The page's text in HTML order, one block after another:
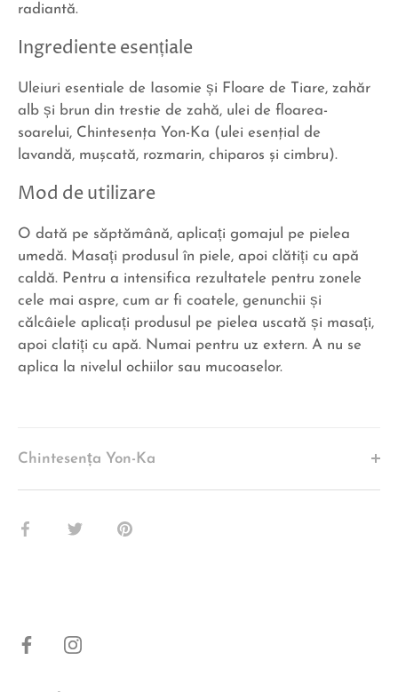
radiantă.
Ingrediente esențiale
Uleiuri esentiale de Iasomie și Floare de Tiare, zahăr
alb și brun din trestie de zahă, ulei de floarea-
soarelui, Chintesenţa Yon-Ka (ulei esenţial de
lavandă, muşcată, rozmarin, chiparos şi cimbru).
Mod de utilizare
O dată pe săptămână, aplicați gomajul pe pielea
umedă. Masați produsul în piele, apoi clătiți cu apă
caldă. Pentru a intensifica rezultatele pentru zonele
cele mai aspre, cum ar fi coatele, genunchii și
călcâiele aplicați produsul pe pielea uscată și masați,
apoi clatiți cu apă. Numai pentru uz extern. A nu se
aplica la nivelul ochiilor sau mucoaselor.
Chintesența Yon-Ka
Share
Share
Pin